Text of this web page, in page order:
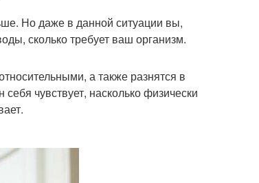
Но даже в данной ситуации вы,
сколько требует ваш организм.
а также разнятся в
чувствует, насколько физически